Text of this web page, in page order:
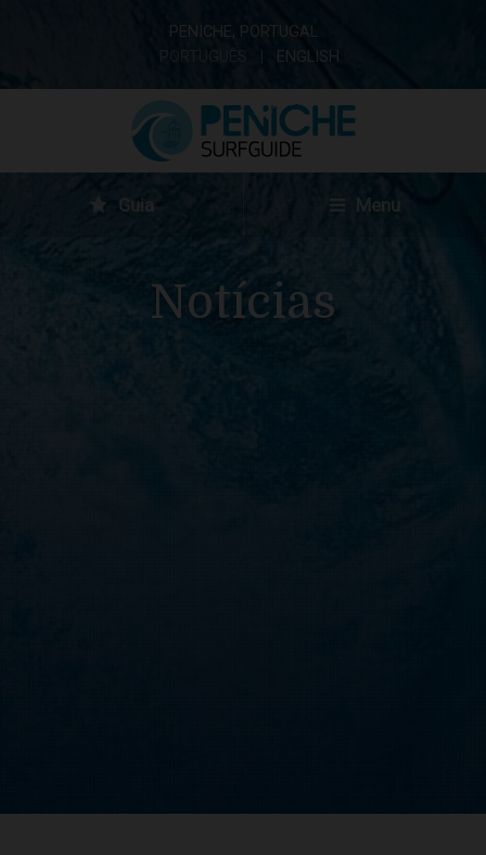
PENICHE, PORTUGAL
ENGLISH
Guia Menu
Notícias